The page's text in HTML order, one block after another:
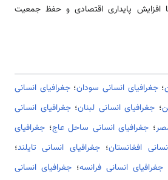
پایداری اقتصادی و حفظ جمعیت
؛جغرافیای انسانی سودان؛جغرافیای انسانی
؛ جغرافیای انسانی لبنان؛جغرافیای انسانی
؛ جغرافیای انسانی ساحل عاج؛ جغرافیای
افغانستان؛جغرافیای انسانی تایلند؛
جغرافیای انسانی فرانسه؛ جغرافیای انسانی